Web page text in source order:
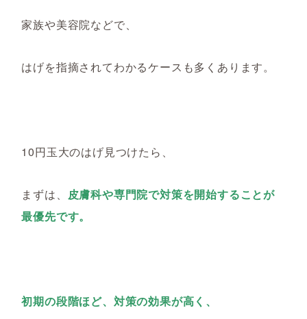
家族や美容院などで、
はげを指摘されてわかるケースも多くあります。
10円玉大のはげ見つけたら、
まずは、 皮膚科や専門院で対策を開始することが
最優先です。
初期の段階ほど、対策の効果が高く、